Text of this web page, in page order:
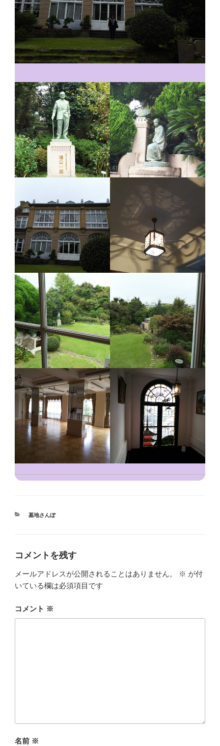
カ
墓地さんぽ
コメントを残す
メールアドレスが公開されることはありません。 ※ が付
いている欄は必須項目です
コメント ※
名前 ※